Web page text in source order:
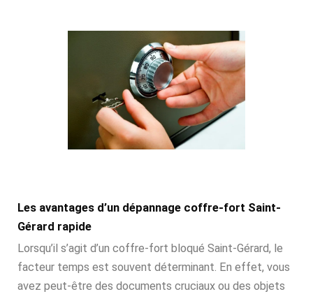
Les avantages d’un dépannage coffre-fort Saint-
Gérard rapide
Lorsqu’il s’agit d’un coffre-fort bloqué Saint-Gérard, le
facteur temps est souvent déterminant. En effet, vous
avez peut-être des documents cruciaux ou des objets